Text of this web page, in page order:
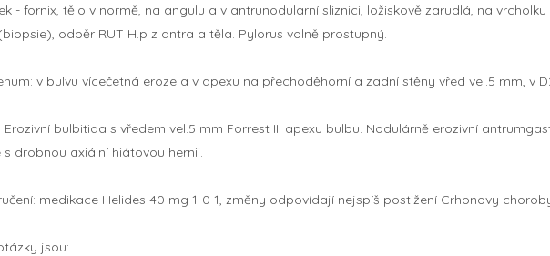
- fornix, tělo v normě, na angulu a v antrunodularní sliznici, ložiskově zarudlá, na
odběr RUT H.p z antra a těla. Pylorus volně prostupný.
v bulvu vícečetná eroze a v apexu na přechoděhorní a zadní stěny vřed vel.5 mm, v
Erozivní bulbitida s vředem vel.5 mm Forrest III apexu bulbu. Nodulárně erozivní
s drobnou axiální hiátovou hernii.
medikace Helides 40 mg 1-0-1, změny odpovídají nejspíš postižení Crhonovy
jsou: